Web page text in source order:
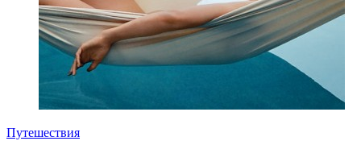
Путешествия